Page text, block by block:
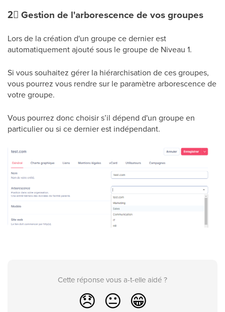
2⃣ Gestion de l'arborescence de vos groupes
Lors de la création d'un groupe ce dernier est
automatiquement ajouté sous le groupe de Niveau 1.
Si vous souhaitez gérer la hiérarchisation de ces groupes,
vous pourrez vous rendre sur le paramètre arborescence de
votre groupe.
Vous pourrez donc choisir s’il dépend d'un groupe en
particulier ou si ce dernier est indépendant.
Cette réponse vous a-t-elle aidé ?
😞 😐 😁